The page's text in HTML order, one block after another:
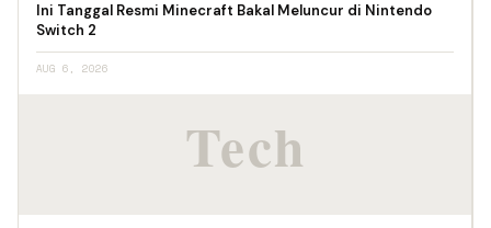
Ini Tanggal Resmi Minecraft Bakal Meluncur di Nintendo
Switch 2
AUG 6, 2026